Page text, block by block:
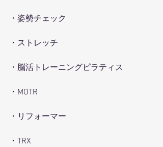
・姿勢チェック
・ストレッチ
・脳活トレーニングピラティス
・MOTR
・リフォーマー
・TRX